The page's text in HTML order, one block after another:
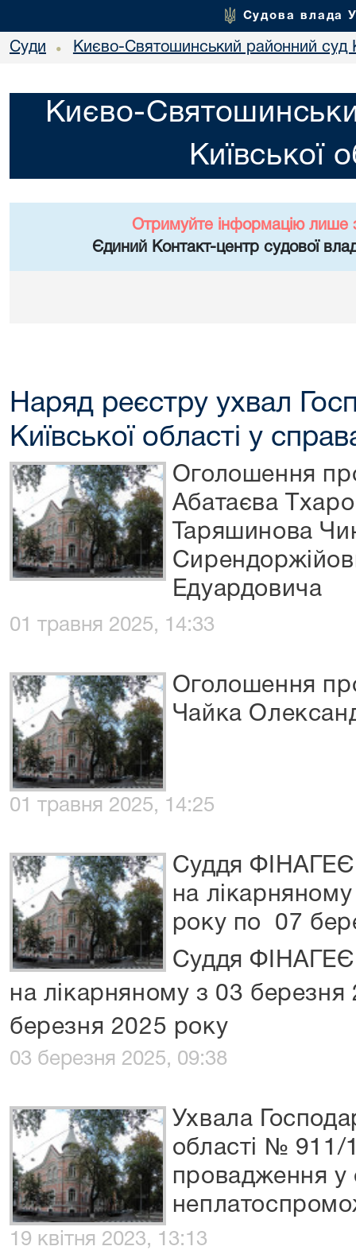
Судова влада
Суди • Києво-Святошинський районний суд
Києво-
Київської
Отримуйте інформацію лише
Єдиний Контакт-центр судової
Наряд реєстру ухвал
Київської області у
Оголошення
Абатаєва
Таряшинова
Едуардовича
01 травня 2025, 14:33
Оголошення
Чайка
01 травня 2025, 14:25
Суддя
на
року по 07
Суддя
на лікарняному з 03
березня 2025 року
03 березня 2025, 09:38
Ухвала
області № 911/
провадження у
19 квітня 2023, 13:13